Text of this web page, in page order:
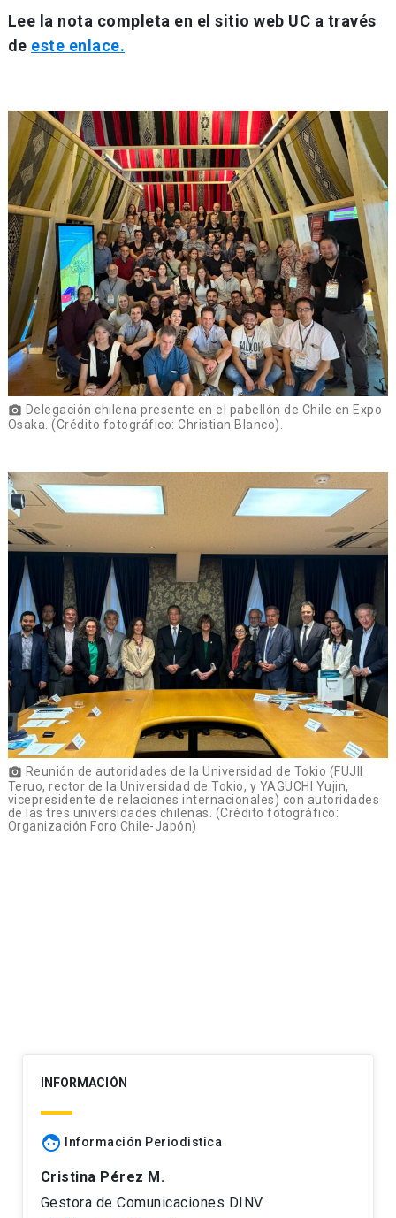
Lee la nota completa en el sitio web UC a través
de este enlace.
photo_camera Delegación chilena presente en el pabellón de Chile en Expo
Osaka. (Crédito fotográfico: Christian Blanco).
photo_camera Reunión de autoridades de la Universidad de Tokio (FUJII
Teruo, rector de la Universidad de Tokio, y YAGUCHI Yujin,
vicepresidente de relaciones internacionales) con autoridades
de las tres universidades chilenas. (Crédito fotográfico:
Organización Foro Chile-Japón)
INFORMACIÓN
face Información Periodistica
Cristina Pérez M.
Gestora de Comunicaciones DINV